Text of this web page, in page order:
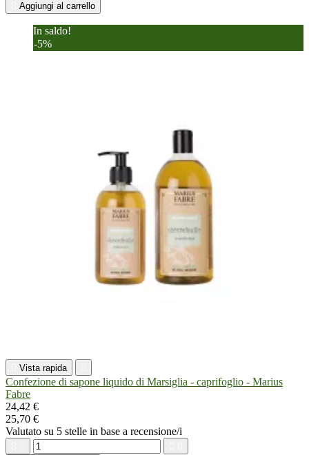
Aggiungi al carrello
In saldo!
-5%
Vista rapida
Confezione di sapone liquido di Marsiglia - caprifoglio - Marius
Fabre
24,42 €
25,70 €
Valutato su 5 stelle in base a recensione/i